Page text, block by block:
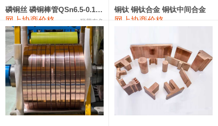
金属硅553#-331# 10,000 0
漆包线 111,610—115,610 113,610
磷铜合金 110,400—117,200 113,800 1,050
无氧铜丝(硬) 109,350—109,650 109,500
R410A专用紫铜管 113,340—113,340
磷铜丝 磷铜棒管QSn6.5-0.1 7-0.2 8-0.3
网上协商价格 联荣有色
铜钛 铜钛合金 铜钛中间合金
网上协商价格